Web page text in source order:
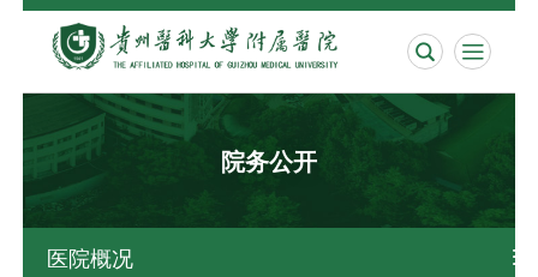
 
院务公开
医院概况 